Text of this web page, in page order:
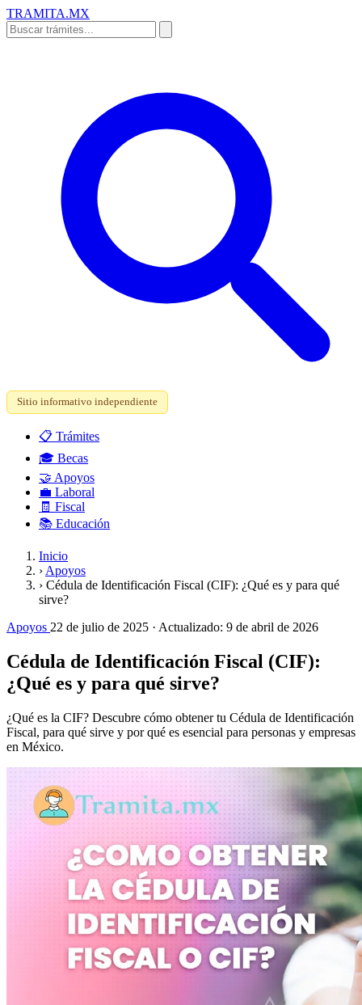
TRAMITA.MX
Sitio informativo independiente
📋 Trámites
🎓 Becas
🤝 Apoyos
💼 Laboral
🧾 Fiscal
📚 Educación
Inicio
› Apoyos
› Cédula de Identificación Fiscal (CIF): ¿Qué es y para qué
sirve?
Apoyos 22 de julio de 2025 · Actualizado: 9 de abril de 2026
Cédula de Identificación Fiscal (CIF):
¿Qué es y para qué sirve?
¿Qué es la CIF? Descubre cómo obtener tu Cédula de Identificación
Fiscal, para qué sirve y por qué es esencial para personas y empresas
en México.